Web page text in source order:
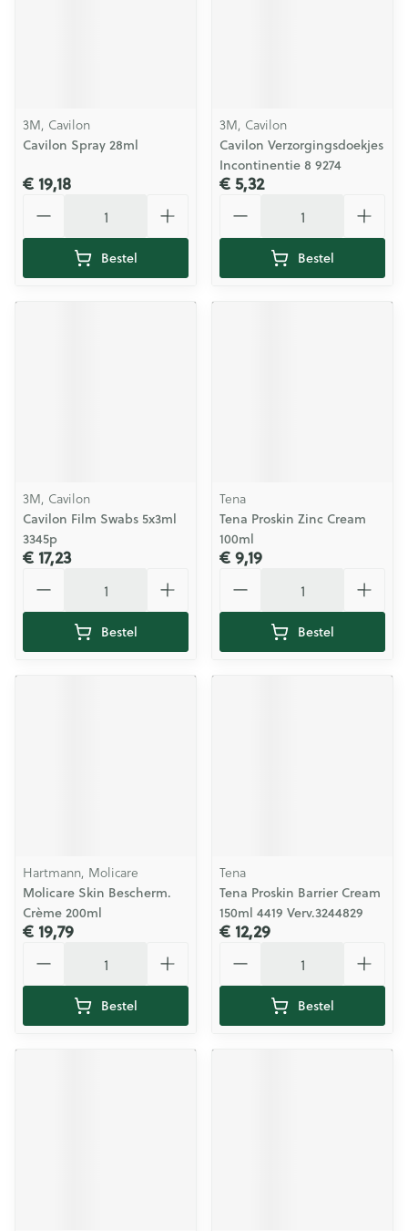
3M, Cavilon
Cavilon Spray 28ml
€ 19,18
Bestel
3M, Cavilon
Cavilon Verzorgingsdoekjes
Incontinentie 8 9274
€ 5,32
Bestel
3M, Cavilon
Cavilon Film Swabs 5x3ml
3345p
€ 17,23
Bestel
Tena
Tena Proskin Zinc Cream
100ml
€ 9,19
Bestel
Hartmann, Molicare
Molicare Skin Bescherm.
Crème 200ml
€ 19,79
Bestel
Tena
Tena Proskin Barrier Cream
150ml 4419 Verv.3244829
€ 12,29
Bestel